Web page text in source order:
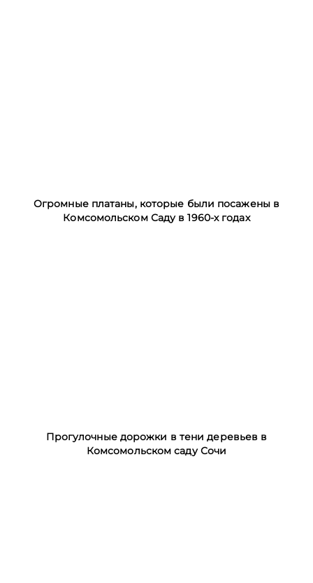
Огромные платаны, которые были посажены в
Комсомольском Саду в 1960-х годах
Прогулочные дорожки в тени деревьев в
Комсомольском саду Сочи